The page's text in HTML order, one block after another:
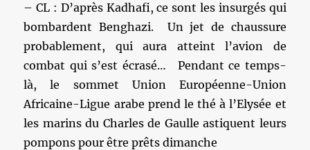
– CL : D’après Kadhafi, ce sont les insurgés qui
bombardent Benghazi. Un jet de chaussure
probablement, qui aura atteint l’avion de
combat qui s’est écrasé… Pendant ce temps-
là, le sommet Union Européenne-Union
Africaine-Ligue arabe prend le thé à l’Elysée et
les marins du Charles de Gaulle astiquent leurs
pompons pour être prêts dimanche